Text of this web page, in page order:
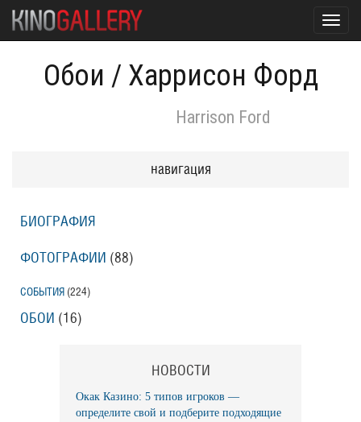
Обои / Харрисон Форд
Harrison Ford
навигация
БИОГРАФИЯ
ФОТОГРАФИИ (88)
СОБЫТИЯ (224)
ОБОИ (16)
НОВОСТИ
Окак Казино: 5 типов игроков —
определите свой и подберите подходящие